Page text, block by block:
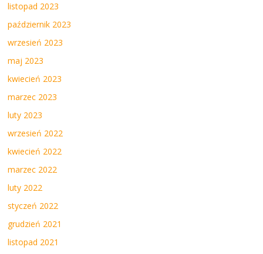
listopad 2023
październik 2023
wrzesień 2023
maj 2023
kwiecień 2023
marzec 2023
luty 2023
wrzesień 2022
kwiecień 2022
marzec 2022
luty 2022
styczeń 2022
grudzień 2021
listopad 2021